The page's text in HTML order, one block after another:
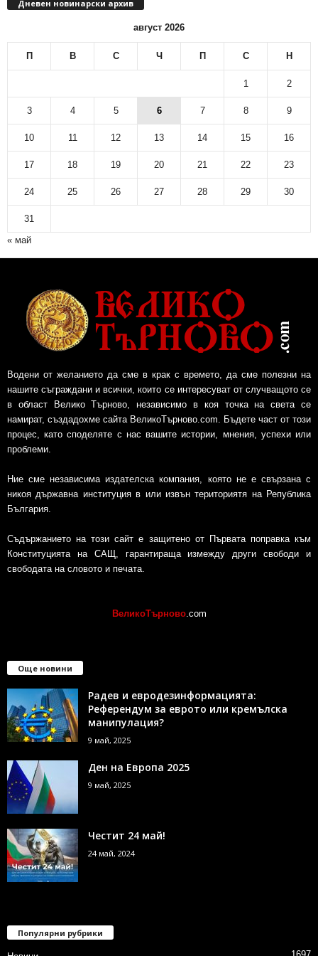
в
а
р
с
к
и
а
Дневен новинарски архив
август 2026
П В С Ч П С Н
1 2
3 4 5 6 7 8 9
10 11 12 13 14 15 16
17 18 19 20 21 22 23
24 25 26 27 28 29 30
31
« май
Водени от желанието да сме в крак с времето, да сме полезни на
нашите съграждани и всички, които се интересуват от случващото се
в област Велико Търново, независимо в коя точка на света се
намират, създадохме сайта ВеликоТърново.com. Бъдете част от този
процес, като споделяте с нас вашите истории, мнения, успехи или
проблеми.
Ние сме независима издателска компания, която не е свързана с
никоя държавна институция в или извън териториятя на Република
България.
Съдържанието на този сайт е защитено от Първата поправка към
Конституцията на САЩ, гарантираща измежду други свободи и
свободата на словото и печата.
ВеликоТърново.com
Още новини
Радев и евродезинформацията:
Референдум за еврото или кремълска
манипулация?
9 май, 2025
Ден на Европа 2025
9 май, 2025
Честит 24 май!
24 май, 2024
Популярни рубрики